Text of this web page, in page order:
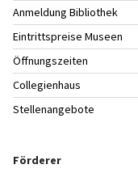
Anmeldung Bibliothek
Eintrittspreise Museen
Öffnungszeiten
Collegienhaus
Stellenangebote
Förderer